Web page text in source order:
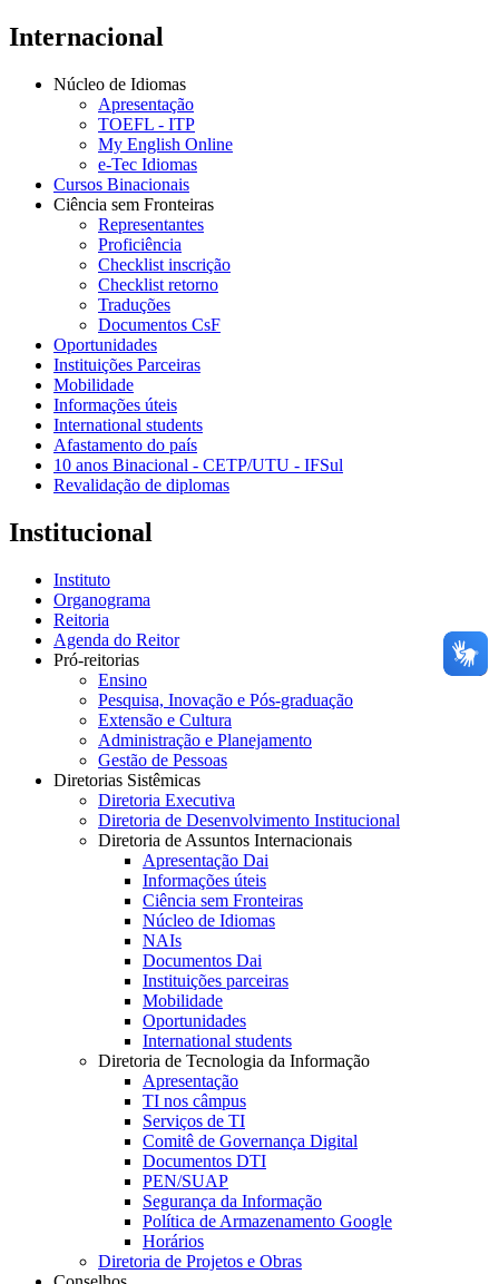
Internacional
Núcleo de Idiomas
Apresentação
TOEFL - ITP
My English Online
e-Tec Idiomas
Cursos Binacionais
Ciência sem Fronteiras
Representantes
Proficiência
Checklist inscrição
Checklist retorno
Traduções
Documentos CsF
Oportunidades
Instituições Parceiras
Mobilidade
Informações úteis
International students
Afastamento do país
10 anos Binacional - CETP/UTU - IFSul
Revalidação de diplomas
Institucional
Instituto
Organograma
Reitoria
Agenda do Reitor
Pró-reitorias
Ensino
Pesquisa, Inovação e Pós-graduação
Extensão e Cultura
Administração e Planejamento
Gestão de Pessoas
Diretorias Sistêmicas
Diretoria Executiva
Diretoria de Desenvolvimento Institucional
Diretoria de Assuntos Internacionais
Apresentação Dai
Informações úteis
Ciência sem Fronteiras
Núcleo de Idiomas
NAIs
Documentos Dai
Instituições parceiras
Mobilidade
Oportunidades
International students
Diretoria de Tecnologia da Informação
Apresentação
TI nos câmpus
Serviços de TI
Comitê de Governança Digital
Documentos DTI
PEN/SUAP
Segurança da Informação
Política de Armazenamento Google
Horários
Diretoria de Projetos e Obras